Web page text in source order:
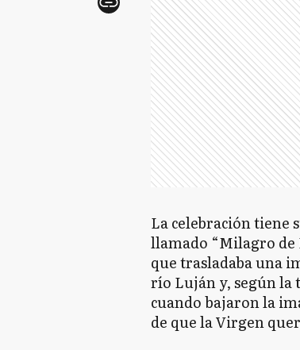
La celebración tiene
llamado “Milagro de
que trasladaba una
río Luján y, según la
cuando bajaron la
de que la Virgen